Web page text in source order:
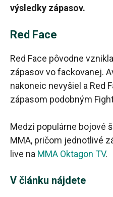
výsledky zápasov.
Red Face
Red Face pôvodne
zápasov vo fackovanej.
nakoneic nevyšiel a Red
zápasom podobným
Medzi populárne bojové
MMA, pričom jednotlivé
live na MMA Oktagon TV.
V článku nájdete